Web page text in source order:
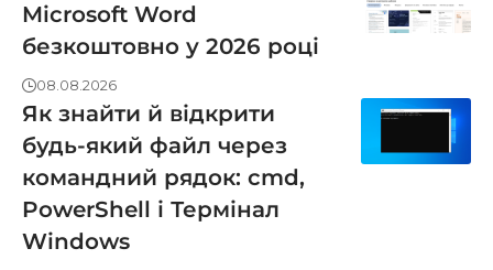
Microsoft Word
безкоштовно у 2026 році
08.08.2026
Як знайти й відкрити
будь-який файл через
командний рядок: cmd,
PowerShell і Термінал
Windows